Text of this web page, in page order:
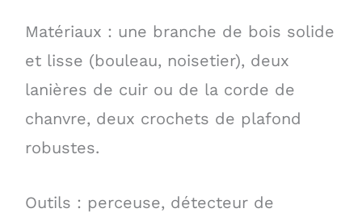
Matériaux : une branche de bois solide
et lisse (bouleau, noisetier), deux
lanières de cuir ou de la corde de
chanvre, deux crochets de plafond
robustes.
Outils : perceuse, détecteur de